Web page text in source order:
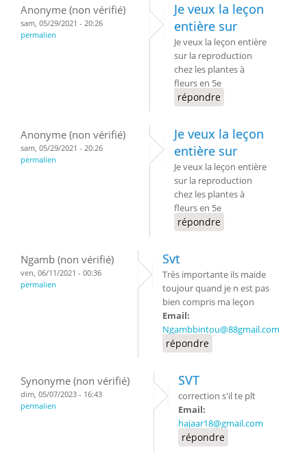
Anonyme (non vérifié)
sam, 05/29/2021 - 20:26
permalien
Je veux la leçon
entière sur
Je veux la leçon entière
sur la reproduction
chez les plantes à
fleurs en 5e
répondre
Anonyme (non vérifié)
sam, 05/29/2021 - 20:26
permalien
Je veux la leçon
entière sur
Je veux la leçon entière
sur la reproduction
chez les plantes à
fleurs en 5e
répondre
Ngamb (non vérifié)
ven, 06/11/2021 - 00:36
permalien
Svt
Très importante ils maide
toujour quand je n est pas
bien compris ma leçon
Email:
Ngambbintou@88gmail.com
répondre
Synonyme (non vérifié)
dim, 05/07/2023 - 16:43
permalien
SVT
correction s'il te plt
Email:
hajaar18@gmail.com
répondre